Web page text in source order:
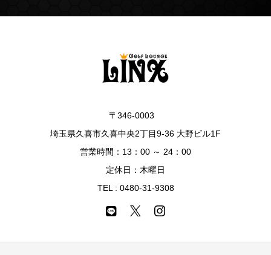
〒346-0003
埼玉県久喜市久喜中央2丁目9-36 大野ビル1F
営業時間：13：00 ～ 24：00
定休日：木曜日
TEL : 0480-31-9308